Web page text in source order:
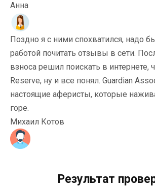
Анна
Поздно я с ними спохватился, надо
работой почитать отзывы в сети.
взноса решил поискать в интернете,
Reserve, ну и все понял. Guardian
настоящие аферисты, которые
горе.
Михаил Котов
Результат